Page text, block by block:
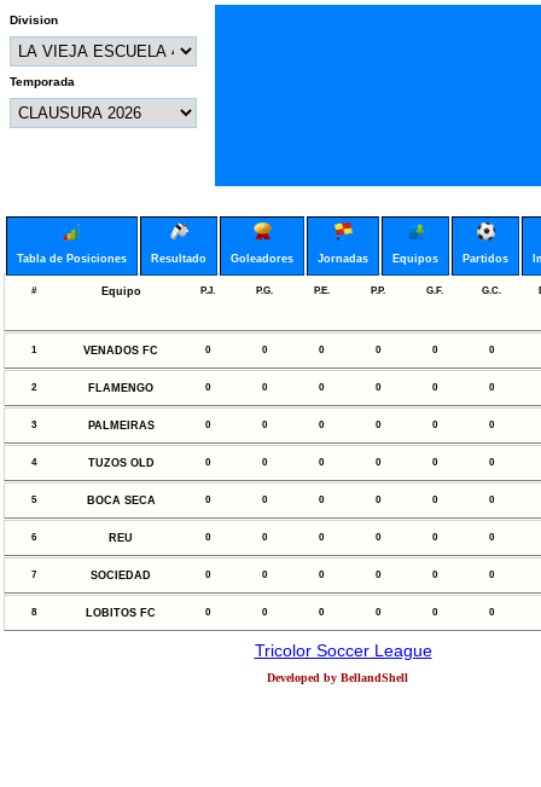
Division
Temporada
Tabla de Posiciones Resultado Goleadores Jornadas Equipos Partidos
# Equipo P.J. P.G. P.E. P.P. G.F. G.C.
1 VENADOS FC 0 0 0 0 0 0
2 FLAMENGO 0 0 0 0 0 0
3 PALMEIRAS 0 0 0 0 0 0
4 TUZOS OLD 0 0 0 0 0 0
5 BOCA SECA 0 0 0 0 0 0
6 REU 0 0 0 0 0 0
7 SOCIEDAD 0 0 0 0 0 0
8 LOBITOS FC 0 0 0 0 0 0
Tricolor Soccer League
Developed by BellandShell